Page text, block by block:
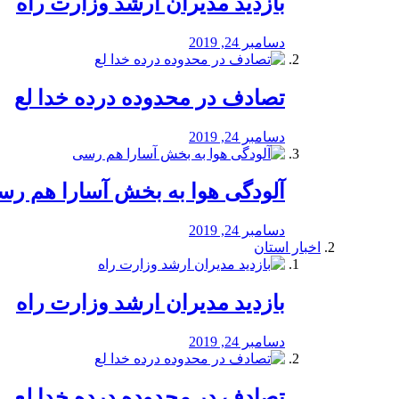
دسامبر 24, 2019
تصادف در محدوده درده خدا لع
دسامبر 24, 2019
آلودگی هوا به بخش آسارا هم
دسامبر 24, 2019
اخبار استان
بازدید مدیران ارشد وزارت راه
دسامبر 24, 2019